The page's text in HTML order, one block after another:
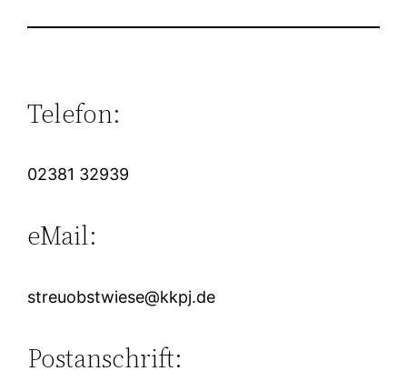
Telefon:
02381 32939
eMail:
streuobstwiese@kkpj.de
Postanschrift: